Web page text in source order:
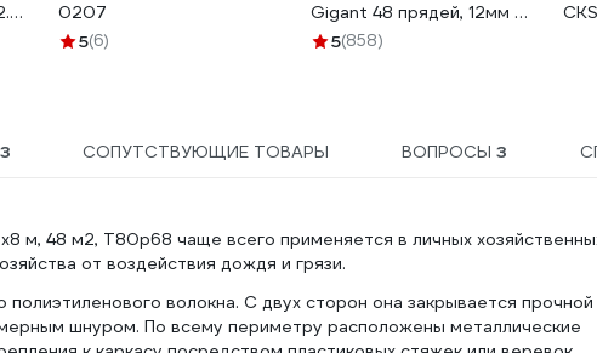
0207
5(6)
Gigant 48 прядей, 12мм х
50м HRS-02
5(858)
СОПУТСТВУЮЩИЕ ТОВАРЫ ВОПРОСЫ 3
м, 48 м2, Т80р68 чаще всего применяется в личных
от воздействия дождя и грязи.
волокна. С двух сторон она закрывается прочной
шнуром. По всему периметру расположены металлические